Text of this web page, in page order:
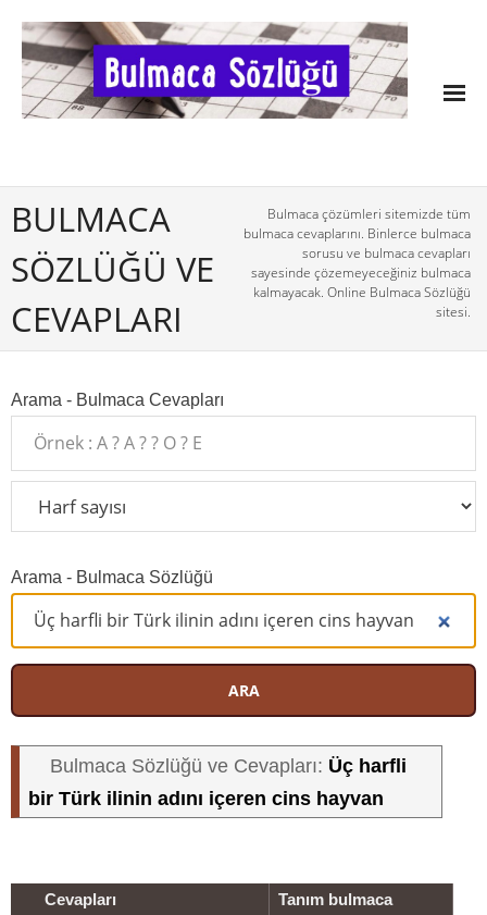
BULMACA
SÖZLÜĞÜ VE
CEVAPLARI
Bulmaca çözümleri sitemizde tüm
bulmaca cevaplarını. Binlerce bulmaca
sorusu ve bulmaca cevapları
sayesinde çözemeyeceğiniz bulmaca
kalmayacak. Online Bulmaca Sözlüğü
sitesi.
Arama - Bulmaca Cevapları
Arama - Bulmaca Sözlüğü
ARA
Bulmaca Sözlüğü ve Cevapları: Üç harfli
bir Türk ilinin adını içeren cins hayvan
Cevapları Tanım bulmaca